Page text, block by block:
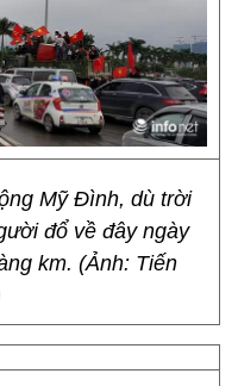
Mỹ Đình, dù trời
đổ về đây ngày
km. (Ảnh: Tiến